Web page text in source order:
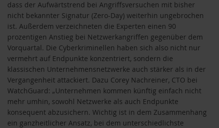
dass der Aufwärtstrend bei Angriffsversuchen mit bisher
nicht bekannter Signatur (Zero-Day) weiterhin ungebrochen
ist. Außerdem verzeichneten die Experten einen 90
prozentigen Anstieg bei Netzwerkangriffen gegenüber dem
Vorquartal. Die Cyberkriminellen haben sich also nicht nur
vermehrt auf Endpunkte konzentriert, sondern die
klassischen Unternehmensnetzwerke auch stärker als in der
Vergangenheit attackiert. Dazu Corey Nachreiner, CTO bei
WatchGuard: „Unternehmen kommen künftig einfach nicht
mehr umhin, sowohl Netzwerke als auch Endpunkte
konsequent abzusichern. Wichtig ist in dem Zusammenhang
ein ganzheitlicher Ansatz, bei dem unterschiedlichste